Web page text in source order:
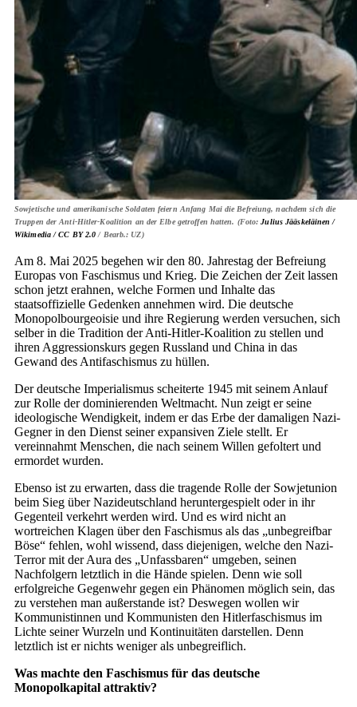
Sowjetische und amerikanische Soldaten feiern Anfang Mai die Befreiung, nachdem sich die
Truppen der Anti-Hitler-Koalition an der Elbe getroffen hatten. (Foto:Julius Jääskeläinen /
Wikimedia / CC BY 2.0 / Bearb.: UZ)
Am 8. Mai 2025 begehen wir den 80. Jahrestag der Befreiung
Europas von Faschismus und Krieg. Die Zeichen der Zeit lassen
schon jetzt erahnen, welche Formen und Inhalte das
staatsoffizielle Gedenken annehmen wird. Die deutsche
Monopolbourgeoisie und ihre Regierung werden versuchen, sich
selber in die Tradition der Anti-Hitler-Koalition zu stellen und
ihren Aggressionskurs gegen Russland und China in das
Gewand des Antifaschismus zu hüllen.
Der deutsche Imperialismus scheiterte 1945 mit seinem Anlauf
zur Rolle der dominierenden Weltmacht. Nun zeigt er seine
ideologische Wendigkeit, indem er das Erbe der damaligen Nazi-
Gegner in den Dienst seiner expansiven Ziele stellt. Er
vereinnahmt Menschen, die nach seinem Willen gefoltert und
ermordet wurden.
Ebenso ist zu erwarten, dass die tragende Rolle der Sowjetunion
beim Sieg über Nazideutschland heruntergespielt oder in ihr
Gegenteil verkehrt werden wird. Und es wird nicht an
wortreichen Klagen über den Faschismus als das „unbegreifbar
Böse“ fehlen, wohl wissend, dass diejenigen, welche den Nazi-
Terror mit der Aura des „Unfassbaren“ umgeben, seinen
Nachfolgern letztlich in die Hände spielen. Denn wie soll
erfolgreiche Gegenwehr gegen ein Phänomen möglich sein, das
zu verstehen man außerstande ist? Deswegen wollen wir
Kommunistinnen und Kommunisten den Hitlerfaschismus im
Lichte seiner Wurzeln und Kontinuitäten darstellen. Denn
letztlich ist er nichts weniger als unbegreiflich.
Was machte den Faschismus für das deutsche
Monopolkapital attraktiv?